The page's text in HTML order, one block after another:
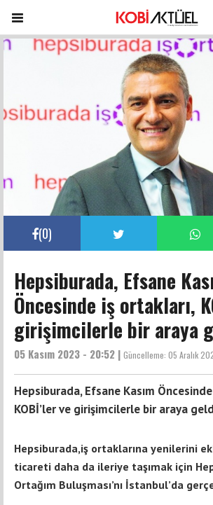
(0)
Hepsiburada, Efsane
Öncesinde iş ortakları,
girişimcilerle bir araya
05 Kasım 2023 - 20:52 | Güncelleme: 05 Aralık
Hepsiburada, Efsane Kasım
KOBİ’ler ve girişimcilerle bir araya
Hepsiburada,iş ortaklarına yenilerini
ticareti daha da ileriye taşımak için
Ortağım Buluşması’nı İstanbul’da